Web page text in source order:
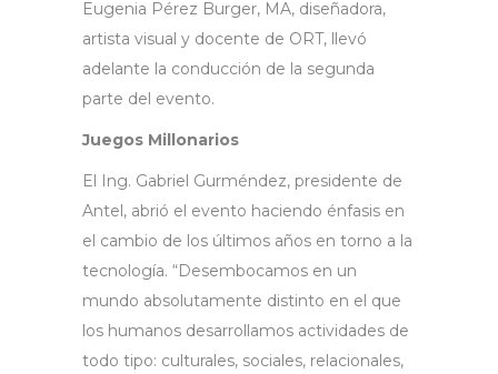
Eugenia Pérez Burger, MA, diseñadora,
artista visual y docente de ORT, llevó
adelante la conducción de la segunda
parte del evento.
Juegos Millonarios
El Ing. Gabriel Gurméndez, presidente de
Antel, abrió el evento haciendo énfasis en
el cambio de los últimos años en torno a la
tecnología. “Desembocamos en un
mundo absolutamente distinto en el que
los humanos desarrollamos actividades de
todo tipo: culturales, sociales, relacionales,